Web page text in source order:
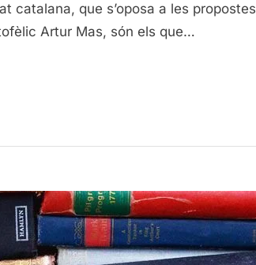
catalana, que s’oposa a les propostes
Artur Mas, són els que…